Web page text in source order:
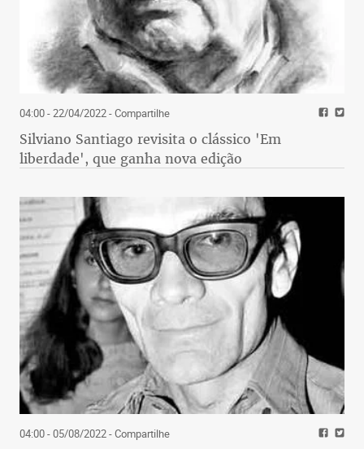
04:00 - 22/04/2022- Compartilhe
Silviano Santiago revisita o clássico 'Em
liberdade', que ganha nova edição
04:00 - 05/08/2022- Compartilhe